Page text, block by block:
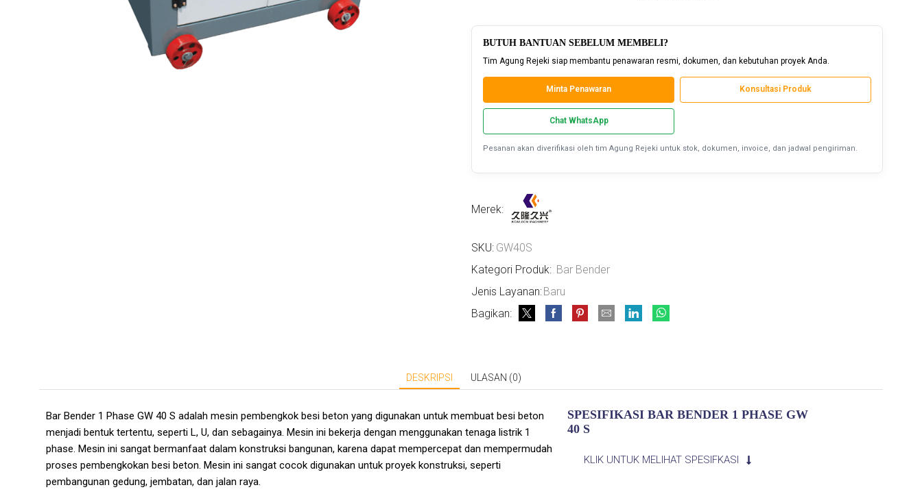
BUTUH BANTUAN SEBELUM MEMBELI?
Tim Agung Rejeki siap membantu penawaran resmi, dokumen, dan kebutuhan proyek Anda.
Minta Penawaran Konsultasi Produk
Chat WhatsApp
Pesanan akan diverifikasi oleh tim Agung Rejeki untuk stok, dokumen, invoice, dan jadwal pengiriman.
Merek:
SKU: GW40S
Kategori Produk: Bar Bender
Jenis Layanan:Baru
Bagikan:
DESKRIPSI ULASAN (0)
Bar Bender 1 Phase GW 40 S adalah mesin pembengkok besi beton yang digunakan untuk membuat besi beton
menjadi bentuk tertentu, seperti L, U, dan sebagainya. Mesin ini bekerja dengan menggunakan tenaga listrik 1
phase. Mesin ini sangat bermanfaat dalam konstruksi bangunan, karena dapat mempercepat dan mempermudah
proses pembengkokan besi beton. Mesin ini sangat cocok digunakan untuk proyek konstruksi, seperti
pembangunan gedung, jembatan, dan jalan raya.
SPESIFIKASI BAR BENDER 1 PHASE GW
40 S
KLIK UNTUK MELIHAT SPESIFKASI